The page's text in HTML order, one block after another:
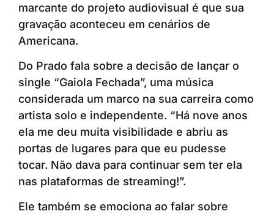
marcante do projeto audiovisual é que sua
gravação aconteceu em cenários de
Americana.
Do Prado fala sobre a decisão de lançar o
single “Gaiola Fechada”, uma música
considerada um marco na sua carreira como
artista solo e independente. “Há nove anos
ela me deu muita visibilidade e abriu as
portas de lugares para que eu pudesse
tocar. Não dava para continuar sem ter ela
nas plataformas de streaming!”.
Ele também se emociona ao falar sobre